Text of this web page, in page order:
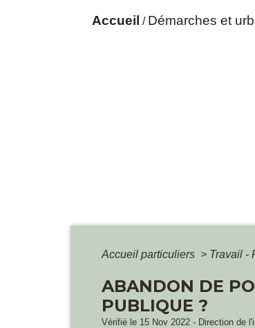
Accueil / Démarches et
Accueil particuliers > Travail -
ABANDON DE
PUBLIQUE ?
Vérifié le 15 Nov 2022 - Direction de